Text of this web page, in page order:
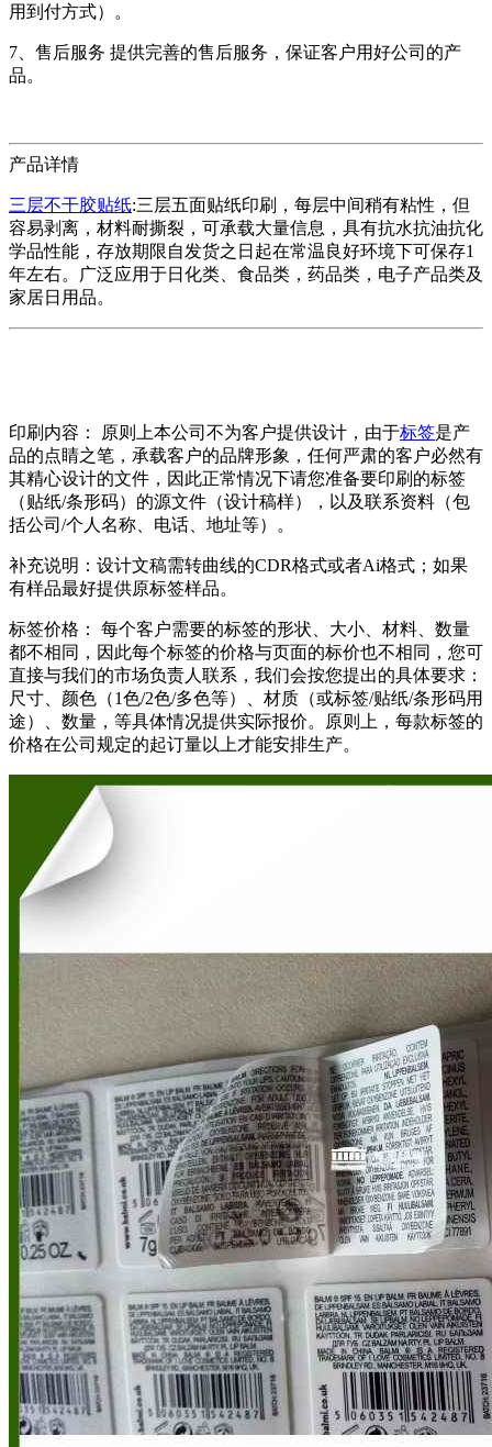
用到付方式）。
7、售后服务 提供完善的售后服务，保证客户用好公司的产
品。
产品详情
三层不干胶贴纸:三层五面贴纸印刷，每层中间稍有粘性，但
容易剥离，材料耐撕裂，可承载大量信息，具有抗水抗油抗化
学品性能，存放期限自发货之日起在常温良好环境下可保存1
年左右。广泛应用于日化类、食品类，药品类，电子产品类及
家居日用品。
印刷内容： 原则上本公司不为客户提供设计，由于标签是产
品的点睛之笔，承载客户的品牌形象，任何严肃的客户必然有
其精心设计的文件，因此正常情况下请您准备要印刷的标签
（贴纸/条形码）的源文件（设计稿样），以及联系资料（包
括公司/个人名称、电话、地址等）。
补充说明：设计文稿需转曲线的CDR格式或者Ai格式；如果
有样品最好提供原标签样品。
标签价格： 每个客户需要的标签的形状、大小、材料、数量
都不相同，因此每个标签的价格与页面的标价也不相同，您可
直接与我们的市场负责人联系，我们会按您提出的具体要求：
尺寸、颜色（1色/2色/多色等）、材质（或标签/贴纸/条形码用
途）、数量，等具体情况提供实际报价。原则上，每款标签的
价格在公司规定的起订量以上才能安排生产。